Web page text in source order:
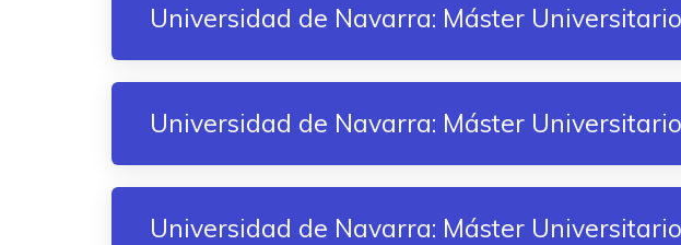
Universidad de Navarra: Máster
Universidad de Navarra: Máster
Universidad de Navarra: Máster